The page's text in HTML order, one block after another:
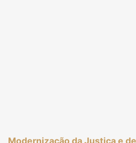
Modernização da Justiça e